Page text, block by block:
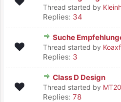
Thread started by
Replies: 34
Suche
Thread started by
Replies: 3
Class D Design
Thread started by
Replies: 78